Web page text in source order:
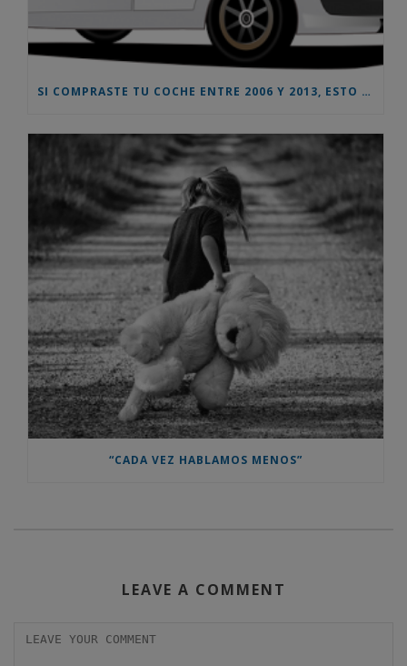
SI COMPRASTE TU COCHE ENTRE 2006 Y 2013, ESTO TE INTERESA – AHORA PUEDES RECLAMAR UNA INDEMNIZACION EN TORNO AL 10% DEL PRECIO DE COMPRA DEL VEHICULO
“CADA VEZ HABLAMOS MENOS”
LEAVE A COMMENT